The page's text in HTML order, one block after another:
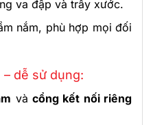
va đập và trầy xước.
nắm, phù hợp mọi đối
dễ sử dụng:
vàcổng kết nối riêng